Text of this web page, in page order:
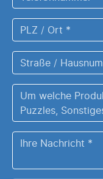
*
*
PLZ
/
Ort
*
Straße
/
Hausnummer
Um
welche
Produkte
geht
Ihre
*